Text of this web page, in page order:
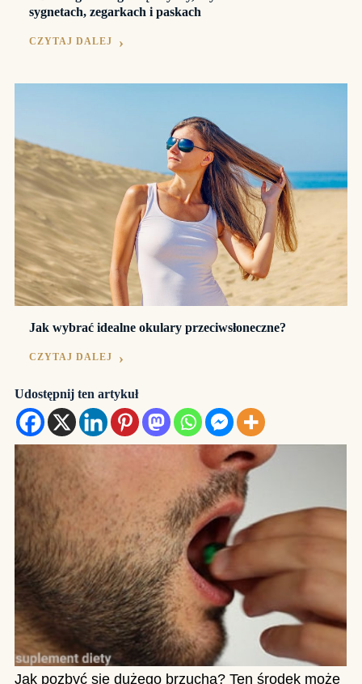
sygnetach, zegarkach i paskach
CZYTAJ DALEJ
Jak wybrać idealne okulary przeciwsłoneczne?
CZYTAJ DALEJ
Udostępnij ten artykuł